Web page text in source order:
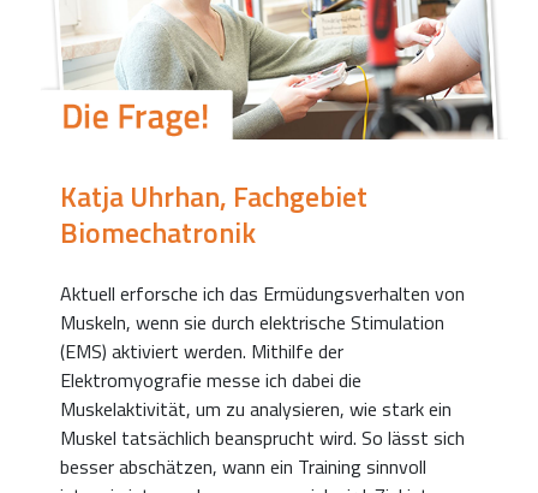
Katja Uhrhan, Fachgebiet
Biomechatronik
Aktuell erforsche ich das Ermüdungsverhalten von
Muskeln, wenn sie durch elektrische Stimulation
(EMS) aktiviert werden. Mithilfe der
Elektromyografie messe ich dabei die
Muskelaktivität, um zu analysieren, wie stark ein
Muskel tatsächlich beansprucht wird. So lässt sich
besser abschätzen, wann ein Training sinnvoll